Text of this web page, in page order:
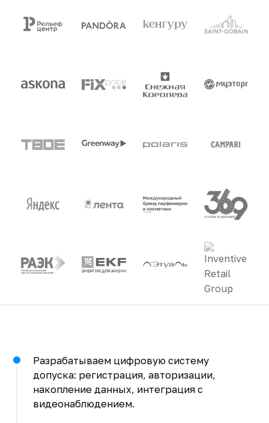
Разрабатываем цифровую систему
допуска: регистрация, авторизации,
накопление данных, интеграция с
видеонаблюдением.